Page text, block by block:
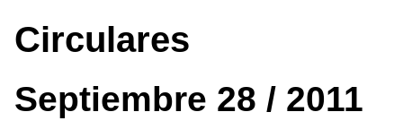
Circulares
Septiembre 28 / 2011